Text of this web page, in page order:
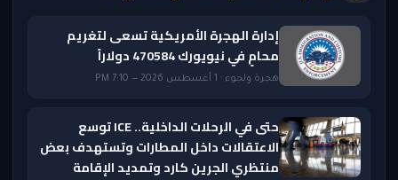
إدارة الهجرة الأمريكية تسعى لتغريم
محامٍ في نيويورك 470584 دولاراً
هجرة ولجوء · 1 أغسطس 2026 — 7:10 PM
حتى في الرحلات الداخلية.. ICE توسع
الاعتقالات داخل المطارات وتستهدف بعض
منتظري الجرين كارد وتمديد الإقامة